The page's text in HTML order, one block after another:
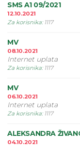
SMS A1 09/2021
12.10.2021
Za korisnika: 1117
MV
08.10.2021
Internet uplata
Za korisnika: 1117
MV
06.10.2021
Internet uplata
Za korisnika: 1117
ALEKSANDRA
04.10.2021